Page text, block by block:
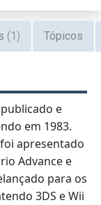
(1) Tópicos
e
em 1983.
apresentado
Advance e
para os
3DS e Wii